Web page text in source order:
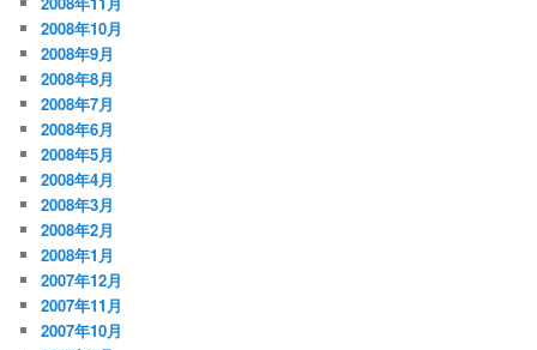
2008年10月
2008年9月
2008年8月
2008年7月
2008年6月
2008年5月
2008年4月
2008年3月
2008年2月
2008年1月
2007年12月
2007年11月
2007年10月